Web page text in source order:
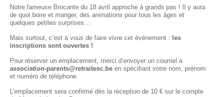
Notre fameuse Brocante du 18 avril approche à grands pas ! Il y aura
de quoi boire et manger, des animations pour tous les âges et
quelques petites surprises…
Mais surtout, c’est à vous de faire vivre cet événement :
les
inscriptions sont ouvertes !
Pour réserver un emplacement, merci d’envoyer un courriel à
association-parents@retraitesc.been spécifiant votre nom, prénom
et numéro de téléphone.
L’emplacement sera confirmé dès la réception de 10 € sur le compte